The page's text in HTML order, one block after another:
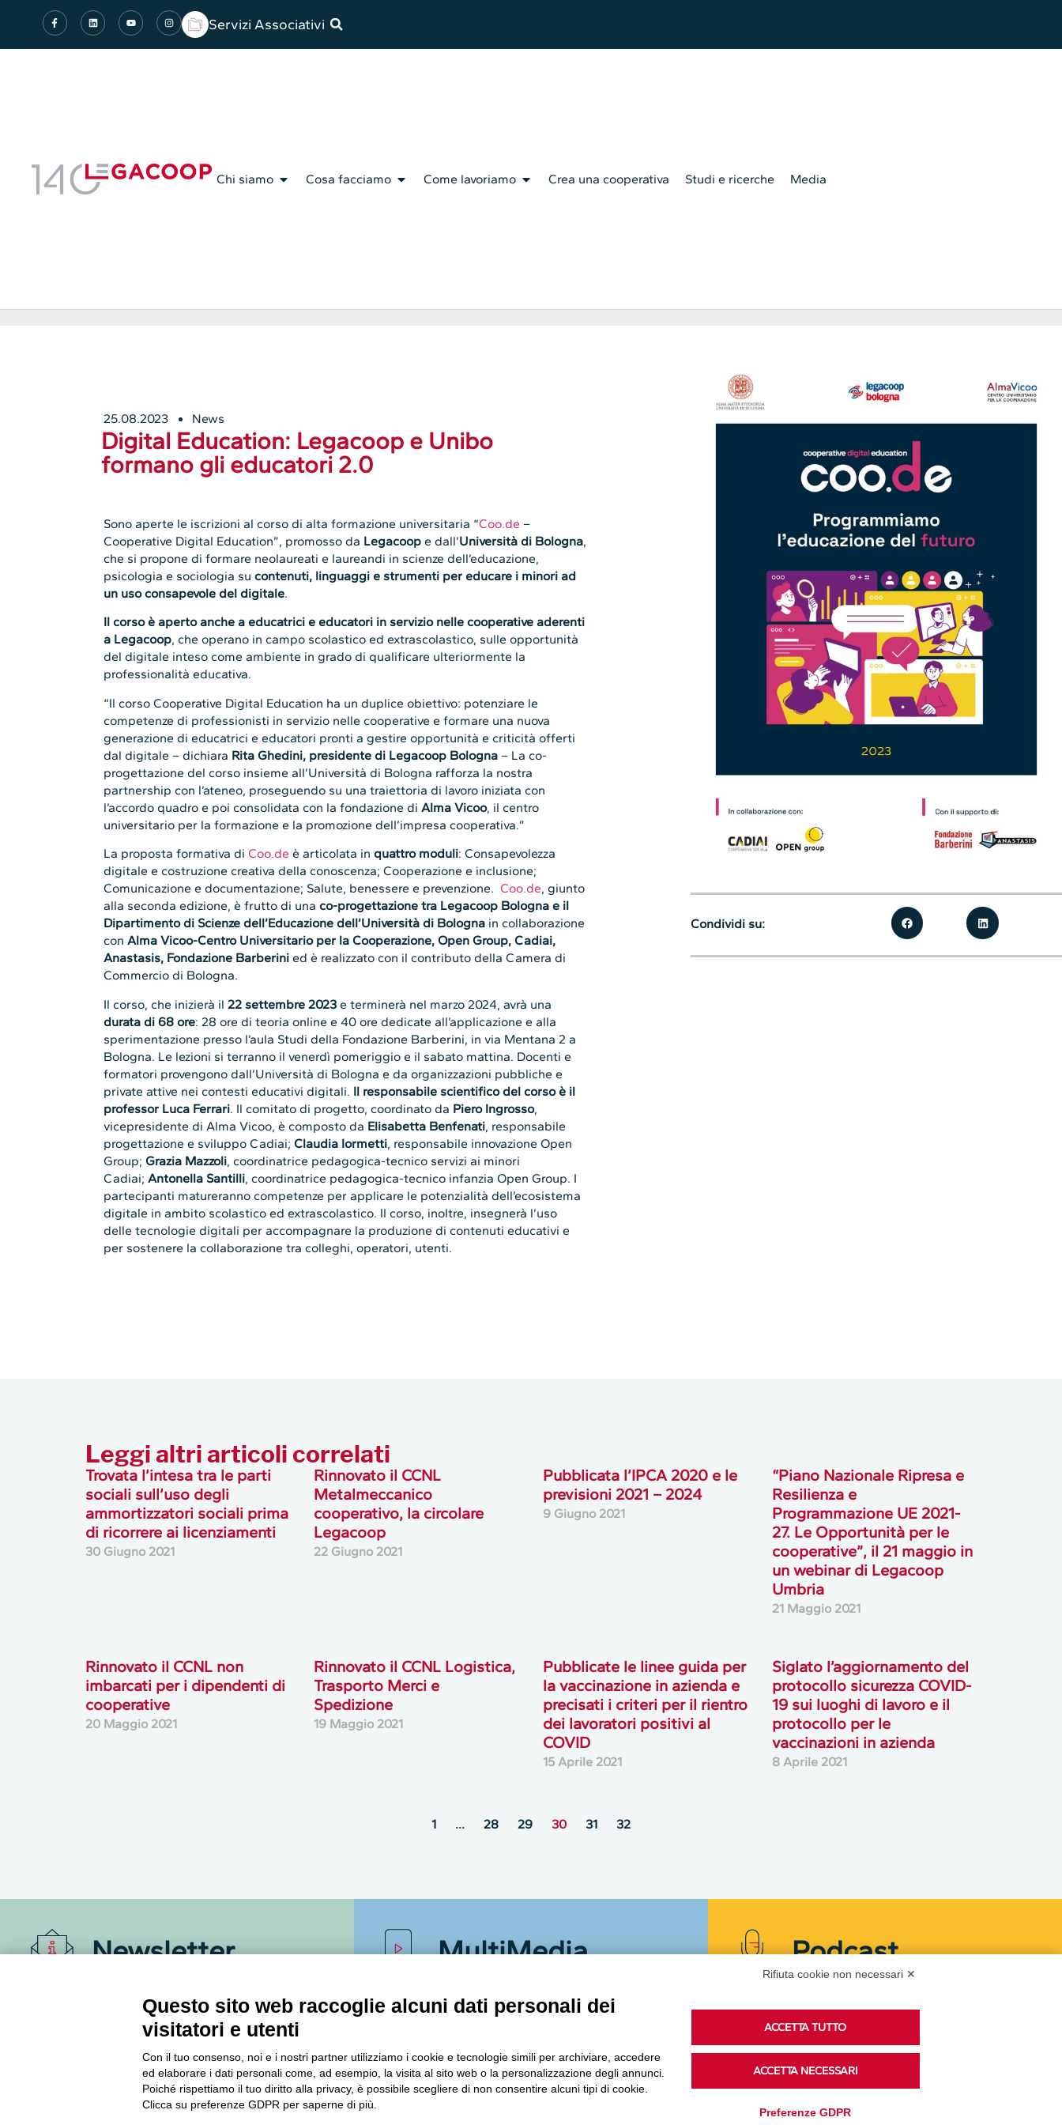
Servizi Associativi
Chi siamo Cosa facciamo Come lavoriamo Crea una cooperativa Studi e ricerche Media
25.08.2023 News
Digital Education: Legacoop e Unibo
formano gli educatori 2.0
Sono aperte le iscrizioni al corso di alta formazione universitaria “Coo.de–
Cooperative Digital Education”, promosso da Legacoope dall’Università di Bologna,
che si propone di formare neolaureati e laureandi in scienze dell’educazione,
psicologia e sociologia su contenuti, linguaggi e strumenti per educare i minori ad
un uso consapevole del digitale.
Il corso è aperto anche a educatrici e educatori in servizio nelle cooperative aderenti
a Legacoop, che operano in campo scolastico ed extrascolastico, sulle opportunità
del digitale inteso come ambiente in grado di qualificare ulteriormente la
professionalità educativa.
“Il corso Cooperative Digital Education ha un duplice obiettivo: potenziare le
competenze di professionisti in servizio nelle cooperative e formare una nuova
generazione di educatrici e educatori pronti a gestire opportunità e criticità offerti
dal digitale – dichiara Rita Ghedini, presidente di Legacoop Bologna – La co-
progettazione del corso insieme all’Università di Bologna rafforza la nostra
partnership con l’ateneo, proseguendo su una traiettoria di lavoro iniziata con
l’accordo quadro e poi consolidata con la fondazione diAlma Vicoo, il centro
universitario per la formazione e la promozione dell’impresa cooperativa.”
La proposta formativa di Coo.deè articolata inquattro moduli: Consapevolezza
digitale e costruzione creativa della conoscenza; Cooperazione e inclusione;
Comunicazione e documentazione; Salute, benessere e prevenzione. Coo.de, giunto
alla seconda edizione, è frutto di unaco-progettazione tra Legacoop Bologna e il
Dipartimento di Scienze dell’Educazione dell’Università di Bologna in collaborazione
conAlma Vicoo-Centro Universitario per la Cooperazione, Open Group, Cadiai,
Anastasis, Fondazione Barberini ed è realizzato con il contributo della Camera di
Commercio di Bologna.
Il corso, che inizierà il22 settembre 2023 e terminerà nel marzo 2024, avrà una
durata di 68 ore: 28 ore di teoria online e 40 ore dedicate all’applicazione e alla
sperimentazione presso l’aula Studi della Fondazione Barberini, in via Mentana 2 a
Bologna. Le lezioni si terranno il venerdì pomeriggio e il sabato mattina. Docenti e
formatori provengono dall’Università di Bologna e da organizzazioni pubbliche e
private attive nei contesti educativi digitali. Il responsabile scientifico del corso è il
professor Luca Ferrari. Il comitato di progetto, coordinato da Piero Ingrosso,
vicepresidente di Alma Vicoo, è composto da Elisabetta Benfenati, responsabile
progettazione e sviluppo Cadiai;Claudia Iormetti, responsabile innovazione Open
Group;Grazia Mazzoli, coordinatrice pedagogica-tecnico servizi ai minori
Cadiai;Antonella Santilli, coordinatrice pedagogica-tecnico infanzia Open Group. I
partecipanti matureranno competenze per applicare le potenzialità dell’ecosistema
digitale in ambito scolastico ed extrascolastico. Il corso, inoltre, insegnerà l’uso
delle tecnologie digitali per accompagnare la produzione di contenuti educativi e
per sostenere la collaborazione tra colleghi, operatori, utenti.
Condividi su:
Leggi altri articoli correlati
Trovata l’intesa tra le parti
sociali sull’uso degli
ammortizzatori sociali prima
di ricorrere ai licenziamenti
30 Giugno 2021
Rinnovato il CCNL
Metalmeccanico
cooperativo, la circolare
Legacoop
22 Giugno 2021
Pubblicata l’IPCA 2020 e le
previsioni 2021 – 2024
9 Giugno 2021
“Piano Nazionale Ripresa e
Resilienza e
Programmazione UE 2021-
27. Le Opportunità per le
cooperative”, il 21 maggio in
un webinar di Legacoop
Umbria
21 Maggio 2021
Rinnovato il CCNL non
imbarcati per i dipendenti di
cooperative
20 Maggio 2021
Rinnovato il CCNL Logistica,
Trasporto Merci e
Spedizione
19 Maggio 2021
Pubblicate le linee guida per
la vaccinazione in azienda e
precisati i criteri per il rientro
dei lavoratori positivi al
COVID
15 Aprile 2021
Siglato l’aggiornamento del
protocollo sicurezza COVID-
19 sui luoghi di lavoro e il
protocollo per le
vaccinazioni in azienda
8 Aprile 2021
1 … 28 29 30 31 32
Newsletter
Accedi o iscriviti alla nostra Newsletter Legacoop
Informazioni per restare sempre aggiornati sul
mondo della cooperazione.
MultiMedia Podcast
su Spreaker.
Accedi alla sezione
Rifiuta cookie non necessari ✕
Questo sito web raccoglie alcuni dati personali dei
visitatori e utenti
Con il tuo consenso, noi e i nostri partner utilizziamo i cookie e tecnologie simili per archiviare, accedere
ed elaborare i dati personali come, ad esempio, la visita al sito web o la personalizzazione degli annunci.
Poiché rispettiamo il tuo diritto alla privacy, è possibile scegliere di non consentire alcuni tipi di cookie.
Clicca su preferenze GDPR per saperne di più.
ACCETTA TUTTO
ACCETTA NECESSARI
Preferenze GDPR